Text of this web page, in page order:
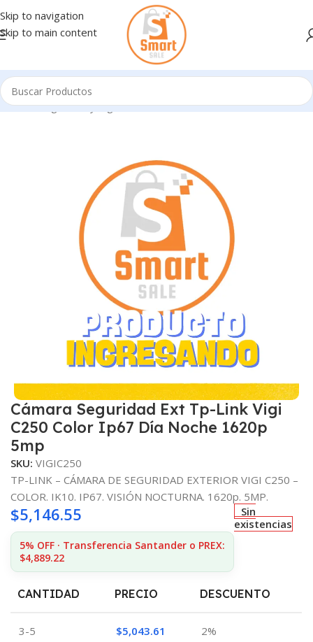
Skip to navigation
Skip to main content
Inicio/Seguridad y Vigilancia
Cámara Seguridad Ext Tp-Link Vigi
C250 Color Ip67 Día Noche 1620p
5mp
SKU: VIGIC250
TP-LINK – CÁMARA DE SEGURIDAD EXTERIOR VIGI C250 –
COLOR. IK10. IP67. VISIÓN NOCTURNA. 1620p. 5MP.
$5,146.55
5% OFF · Transferencia Santander o PREX:
$4,889.22
Sin
existencias
CANTIDAD PRECIO DESCUENTO
3-5 $5,043.61 2%